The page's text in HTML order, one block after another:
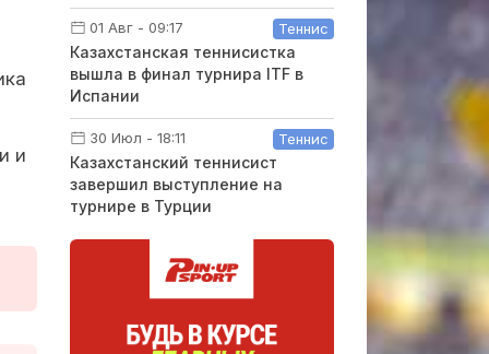
и
01 Авг - 09:17 Теннис
Казахстанская теннисистка
вышла в финал турнира ITF в
Испании
30 Июл - 18:11 Теннис
Казахстанский теннисист
завершил выступление на
турнире в Турции